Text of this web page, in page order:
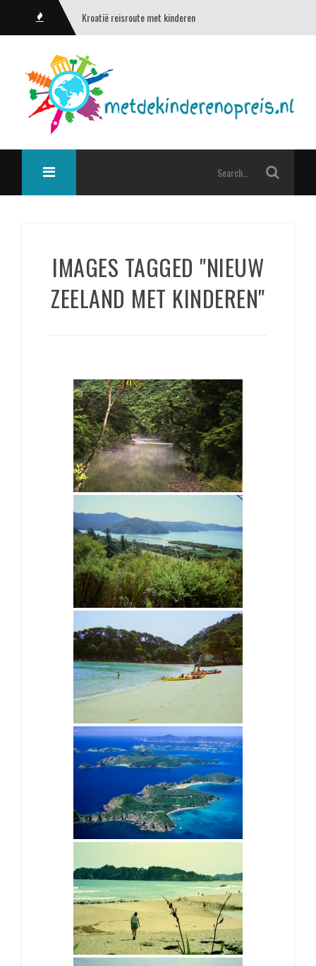
Kroatië reisroute met kinderen
IMAGES TAGGED "NIEUW
ZEELAND MET KINDEREN"